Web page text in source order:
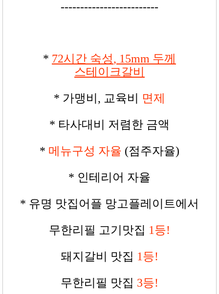
-------------------------
* 72시간 숙성, 15mm 두께
스테이크갈비
* 가맹비 , 교육비 면제
* 타사대비 저렴한 금액
* 메뉴구성 자율 (점주자율)
* 인테리어 자율
* 유명 맛집어플 망고플레이트에서
무한리필 고기맛집 1등!
돼지갈비 맛집 1등!
무한리필 맛집 3등!